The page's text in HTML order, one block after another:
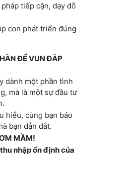
tiếp cận, dạy dỗ
con phát triển đúng
ĐỂ VUN ĐẮP
dành một phần tình
mà là một sự đầu tư
hiểu, cùng bạn bảo
bạn dẫn dắt.
MẦM!
nhập ổn định của